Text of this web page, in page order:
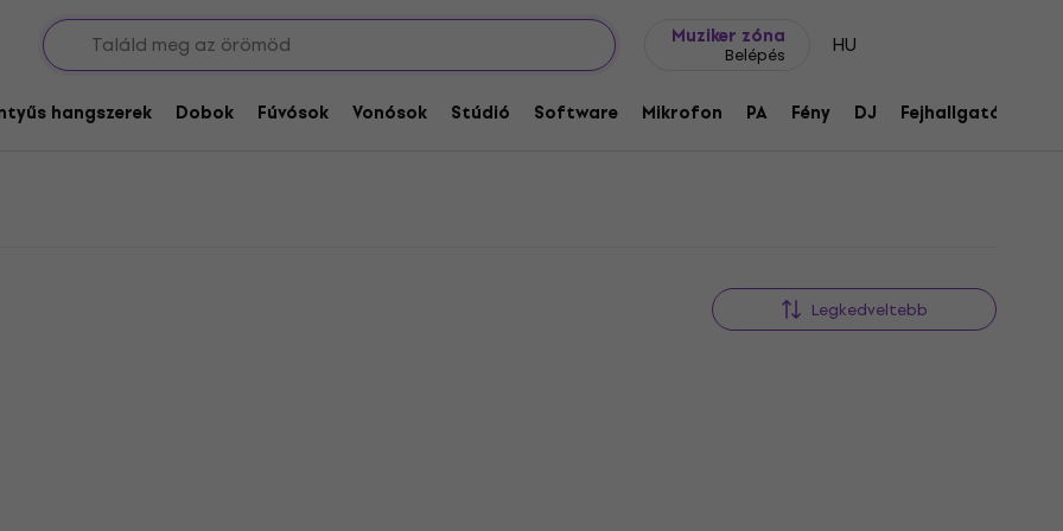
Muziker zóna
Belépés HU
hangszerek Dobok Fúvósok Vonósok Stúdió Software Mikrofon PA Fény DJ Fejhallgató
Legkedveltebb